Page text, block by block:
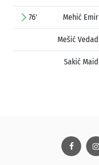
76' Mehić Emir
Mešić Vedad
Sakić Maid